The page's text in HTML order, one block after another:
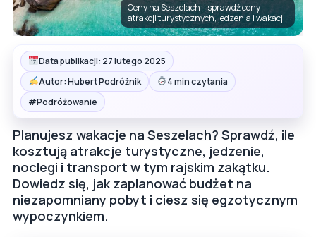
Ceny na Seszelach – sprawdź ceny
atrakcji turystycznych, jedzenia i wakacji
Data publikacji: 27 lutego 2025
Autor: Hubert Podróżnik
4 min czytania
#Podróżowanie
Planujesz wakacje na Seszelach? Sprawdź, ile
kosztują atrakcje turystyczne, jedzenie,
noclegi i transport w tym rajskim zakątku.
Dowiedz się, jak zaplanować budżet na
niezapomniany pobyt i ciesz się egzotycznym
wypoczynkiem.